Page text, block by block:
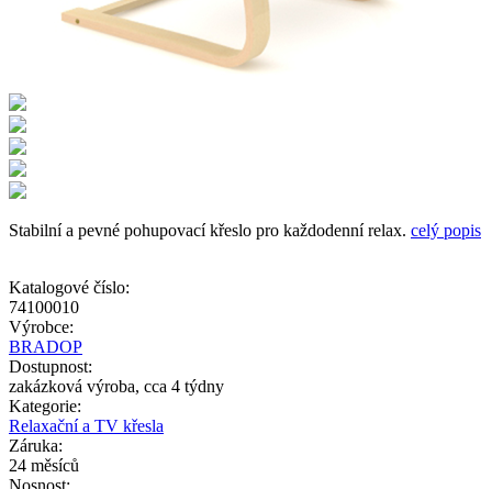
Stabilní a pevné pohupovací křeslo pro každodenní relax. celý popis
Katalogové číslo:
74100010
Výrobce:
BRADOP
Dostupnost:
zakázková výroba, cca 4 týdny
Kategorie:
Relaxační a TV křesla
Záruka:
24 měsíců
Nosnost: